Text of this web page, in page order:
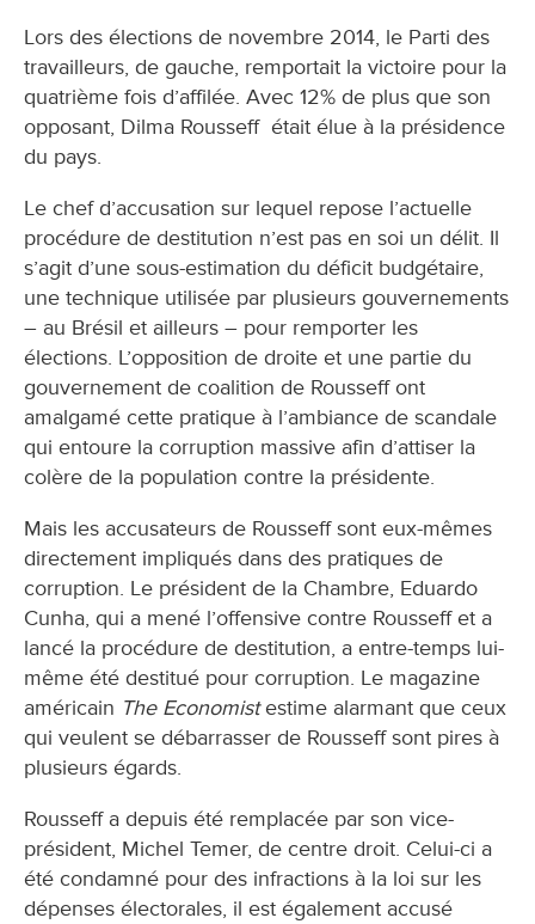
Lors des élections de novembre 2014, le Parti des
travailleurs, de gauche, remportait la victoire pour la
quatrième fois d’affilée. Avec 12% de plus que son
opposant, Dilma Rousseff était élue à la présidence
du pays.
Le chef d’accusation sur lequel repose l’actuelle
procédure de destitution n’est pas en soi un délit. Il
s’agit d’une sous-estimation du déficit budgétaire,
une technique utilisée par plusieurs gouvernements
– au Brésil et ailleurs – pour remporter les
élections. L’opposition de droite et une partie du
gouvernement de coalition de Rousseff ont
amalgamé cette pratique à l’ambiance de scandale
qui entoure la corruption massive afin d’attiser la
colère de la population contre la présidente.
Mais les accusateurs de Rousseff sont eux-mêmes
directement impliqués dans des pratiques de
corruption. Le président de la Chambre, Eduardo
Cunha, qui a mené l’offensive contre Rousseff et a
lancé la procédure de destitution, a entre-temps lui-
même été destitué pour corruption. Le magazine
américain The Economistestime alarmant que ceux
qui veulent se débarrasser de Rousseff sont pires à
plusieurs égards.
Rousseff a depuis été remplacée par son vice-
président, Michel Temer, de centre droit. Celui-ci a
été condamné pour des infractions à la loi sur les
dépenses électorales, il est également accusé